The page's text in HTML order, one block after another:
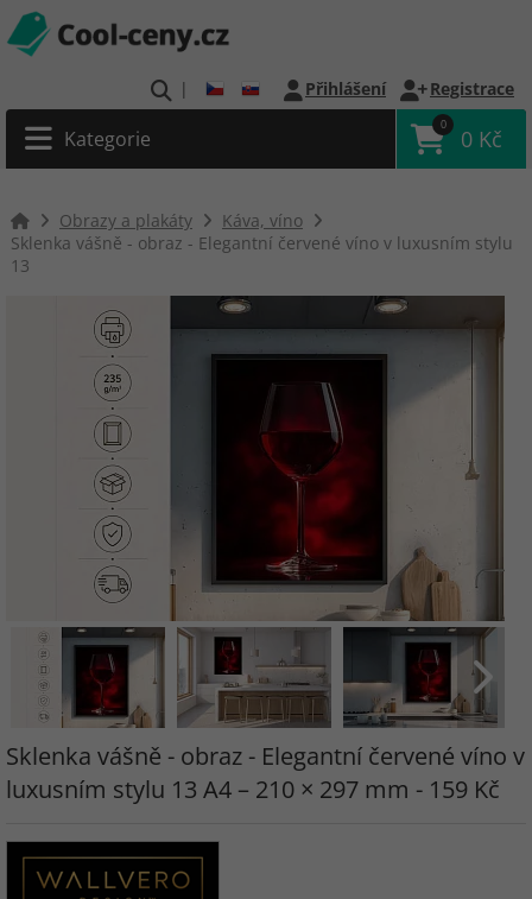
| Přihlášení Registrace
Kategorie
0
0 Kč
Obrazy a plakáty
Káva, víno
Sklenka vášně - obraz - Elegantní červené víno v luxusním stylu
13
Sklenka vášně - obraz - Elegantní červené víno v
luxusním stylu 13 A4 – 210 × 297 mm - 159 Kč